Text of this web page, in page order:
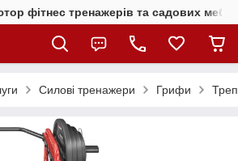
фітнес тренажерів та садових
Силові тренажери Грифи